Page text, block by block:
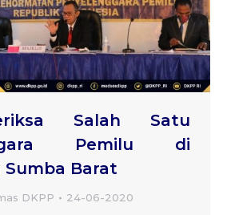
Salah Satu
Pemilu di
Barat
DKPP 24-06-2020